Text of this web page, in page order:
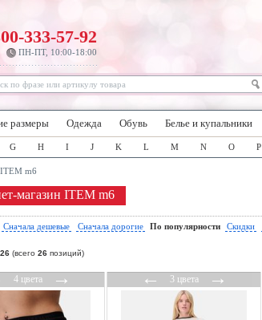
333-57-92
ПН-ПТ, 10:00-18:00
размеры Одежда Обувь Белье и купальники
G H I J K L M N O P
ITEM m6
магазин ITEM m6
Сначала дешевые Сначала дорогие По популярности Скидки
26 (всего 26 позиций)
4 цвета→ ←3 цвета→